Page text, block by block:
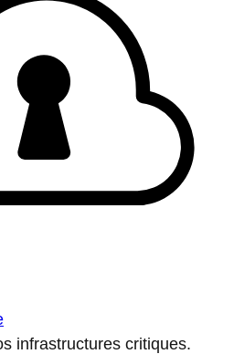
infrastructures critiques.